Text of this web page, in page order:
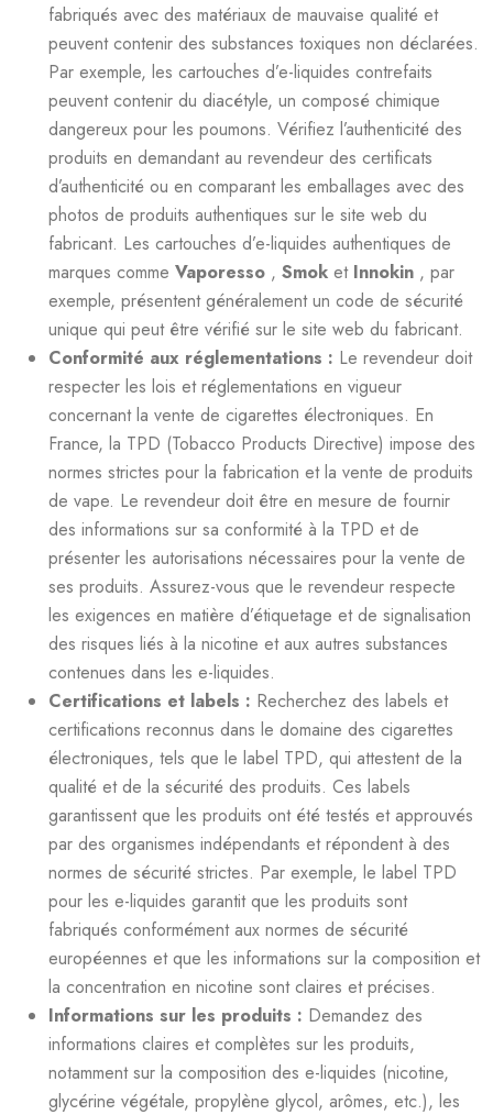
fabriqués avec des matériaux de mauvaise qualité et
peuvent contenir des substances toxiques non déclarées.
Par exemple, les cartouches d’e-liquides contrefaits
peuvent contenir du diacétyle, un composé chimique
dangereux pour les poumons. Vérifiez l’authenticité des
produits en demandant au revendeur des certificats
d’authenticité ou en comparant les emballages avec des
photos de produits authentiques sur le site web du
fabricant. Les cartouches d’e-liquides authentiques de
marques comme Vaporesso , Smok et Innokin , par
exemple, présentent généralement un code de sécurité
unique qui peut être vérifié sur le site web du fabricant.
Conformité aux réglementations : Le revendeur doit
respecter les lois et réglementations en vigueur
concernant la vente de cigarettes électroniques. En
France, la TPD (Tobacco Products Directive) impose des
normes strictes pour la fabrication et la vente de produits
de vape. Le revendeur doit être en mesure de fournir
des informations sur sa conformité à la TPD et de
présenter les autorisations nécessaires pour la vente de
ses produits. Assurez-vous que le revendeur respecte
les exigences en matière d’étiquetage et de signalisation
des risques liés à la nicotine et aux autres substances
contenues dans les e-liquides.
Certifications et labels : Recherchez des labels et
certifications reconnus dans le domaine des cigarettes
électroniques, tels que le label TPD, qui attestent de la
qualité et de la sécurité des produits. Ces labels
garantissent que les produits ont été testés et approuvés
par des organismes indépendants et répondent à des
normes de sécurité strictes. Par exemple, le label TPD
pour les e-liquides garantit que les produits sont
fabriqués conformément aux normes de sécurité
européennes et que les informations sur la composition et
la concentration en nicotine sont claires et précises.
Informations sur les produits : Demandez des
informations claires et complètes sur les produits,
notamment sur la composition des e-liquides (nicotine,
glycérine végétale, propylène glycol, arômes, etc.), les